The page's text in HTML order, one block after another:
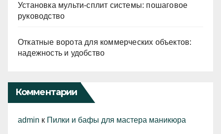
Установка мульти-сплит системы: пошаговое
руководство
Откатные ворота для коммерческих объектов:
надежность и удобство
Комментарии
admin к Пилки и бафы для мастера маникюра